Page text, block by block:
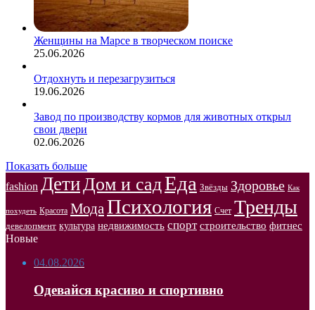
Женщины на Марсе в творческом поиске
25.06.2026
Отдохнуть и перезагрузиться
19.06.2026
Завод по производству кормов для животных открыл
свои двери
02.06.2026
Показать больше
fashion ДетиДом и садЕда Звёзды Здоровье Как
похудеть Красота Мода Психология Счет Тренды
девелопмент культура недвижимость спорт строительство фитнес
Новые
04.08.2026
Одевайся красиво и спортивно